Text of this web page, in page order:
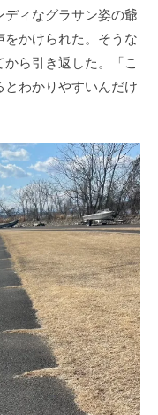
ィなグラサン姿の爺
かけられた。そうな
ら引き返した。「こ
わかりやすいんだけ